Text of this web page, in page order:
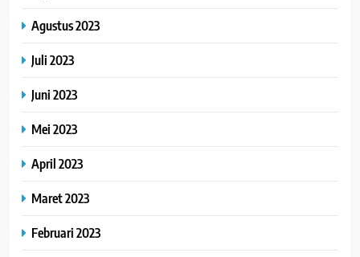
Agustus 2023
Juli 2023
Juni 2023
Mei 2023
April 2023
Maret 2023
Februari 2023